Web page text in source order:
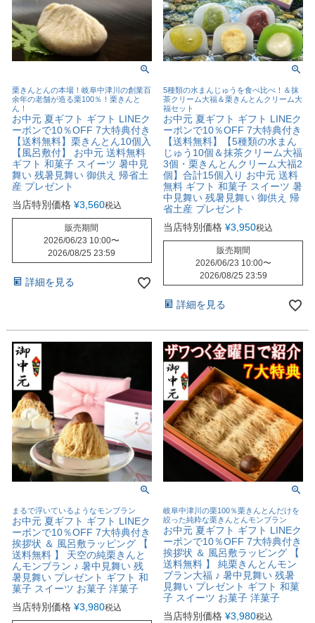
栗きんとんの本場！岐阜中津川の創業百
余年の老舗が造る栗100％！栗きんと
ん！
お中元 夏ギフト ギフト LINEク
ーポンで10％OFF 7大特典付き
【送料無料】栗きんとん10個入
【風呂敷付】 お中元 送料無料
ギフト 和菓子 スイーツ 暑中見
舞い 残暑見舞い 御供え 帰省土
産 プレゼント
当店特別価格 ¥3,560税込
販売期間
2026/06/23 10:00〜
2026/08/25 23:59
詳細を見る
5種類の水まんじゅうを食べ比べ！＆抹
茶クリーム大福＆栗きんとんクリーム大
福セット
お中元 夏ギフト ギフト LINEク
ーポンで10％OFF 7大特典付き
【送料無料】【5種類の水まん
じゅう10個＆抹茶クリーム大福
3個・栗きんとんクリーム大福2
個】合計15個入り お中元 送料
無料 ギフト 和菓子 スイーツ 暑
中見舞い 残暑見舞い 御供え 帰
省土産 プレゼント
当店特別価格 ¥3,950税込
販売期間
2026/06/23 10:00〜
2026/08/25 23:59
詳細を見る
まるで浮いているようなモンブラン
お中元 夏ギフト ギフト LINEク
ーポンで10％OFF 7大特典付き
挨拶状 ＆ 風呂敷ラッピング 【
送料無料 】 天空の純栗きんと
んモンブラン ♪ 暑中見舞い 残
暑見舞い プレゼント ギフト 和
菓子 スイーツ お菓子 洋菓子
当店特別価格 ¥3,980税込
岐阜中津川の栗100％栗きんとんだけを
絞った純粋な栗きんとんモンブラン
お中元 夏ギフト ギフト LINEク
ーポンで10％OFF 7大特典付き
挨拶状 ＆ 風呂敷ラッピング 【
送料無料 】 純栗きんとんモン
ブラン大福 ♪ 暑中見舞い 残暑
見舞い プレゼント ギフト 和菓
子 スイーツ お菓子 洋菓子
当店特別価格 ¥3,980税込